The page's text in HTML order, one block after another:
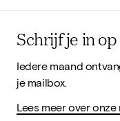
Schrijf je in
Iedere maand
je mailbox.
Lees meer over